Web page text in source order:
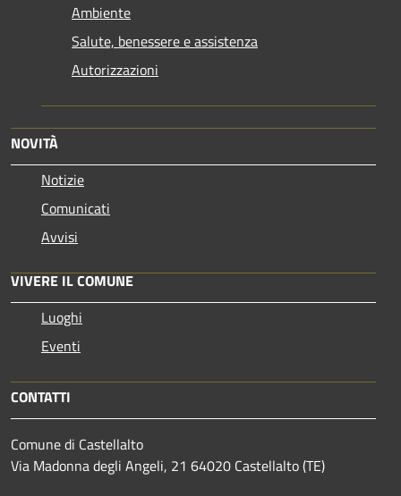
Ambiente
Salute, benessere e assistenza
Autorizzazioni
NOVITÀ
Notizie
Comunicati
Avvisi
VIVERE IL COMUNE
Luoghi
Eventi
CONTATTI
Comune di Castellalto
Via Madonna degli Angeli, 21 64020 Castellalto (TE)